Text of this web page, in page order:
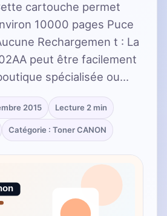
cartouche permet
10000 pages Puce
Rechargemen t : La
peut être facilement
spécialisée ou…
2015 Lecture 2 min
Catégorie : Toner CANON